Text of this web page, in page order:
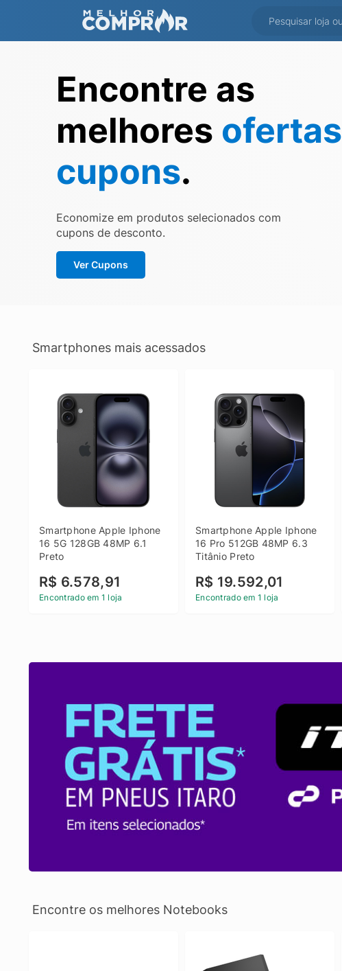
Encontre as
melhores ofertas
cupons.
Economize em produtos selecionados com
cupons de desconto.
Ver Cupons
Smartphones mais acessados
Smartphone Apple Iphone
16 5G 128GB 48MP 6.1
Preto
R$ 6.578,91
Encontrado em 1 loja
Smartphone Apple Iphone
16 Pro 512GB 48MP 6.3
Titânio Preto
R$ 19.592,01
Encontrado em 1 loja
Encontre os melhores Notebooks